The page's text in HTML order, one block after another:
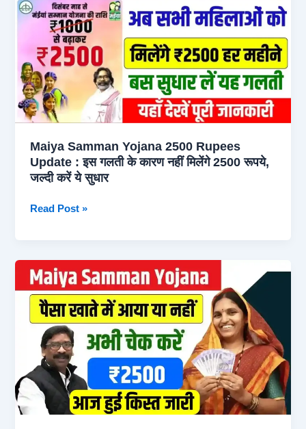
Payment
Delay,
Errors
&
Solution
Maiya Samman Yojana 2500 Rupees
Update : इस गलती के कारण नहीं मिलेंगे 2500 रूपये,
जल्दी करें ये सुधार
Maiya
Rupees
Update
इस
गलती
कारण
नहीं
मिलेंगे
Read Post »